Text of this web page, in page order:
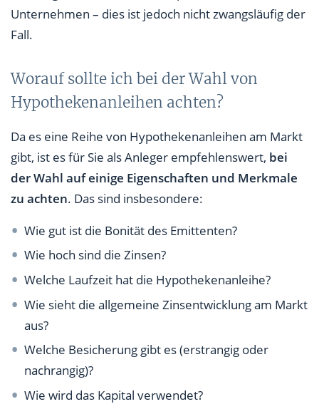
Unternehmen – dies ist jedoch nicht zwangsläufig der
Fall.
Worauf sollte ich bei der Wahl von
Hypothekenanleihen achten?
Da es eine Reihe von Hypothekenanleihen am Markt
gibt, ist es für Sie als Anleger empfehlenswert, bei
der Wahl auf einige Eigenschaften und Merkmale
zu achten. Das sind insbesondere:
Wie gut ist die Bonität des Emittenten?
Wie hoch sind die Zinsen?
Welche Laufzeit hat die Hypothekenanleihe?
Wie sieht die allgemeine Zinsentwicklung am Markt
aus?
Welche Besicherung gibt es (erstrangig oder
nachrangig)?
Wie wird das Kapital verwendet?